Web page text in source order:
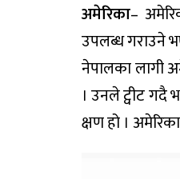
अमेरिका–
उपलब्ध गराउने
नेपालका लागी
। उनले ट्वीट गदै
क्षण हो ।